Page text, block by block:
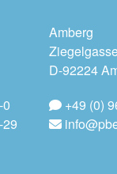
Amberg
D-92224
+49 (0)